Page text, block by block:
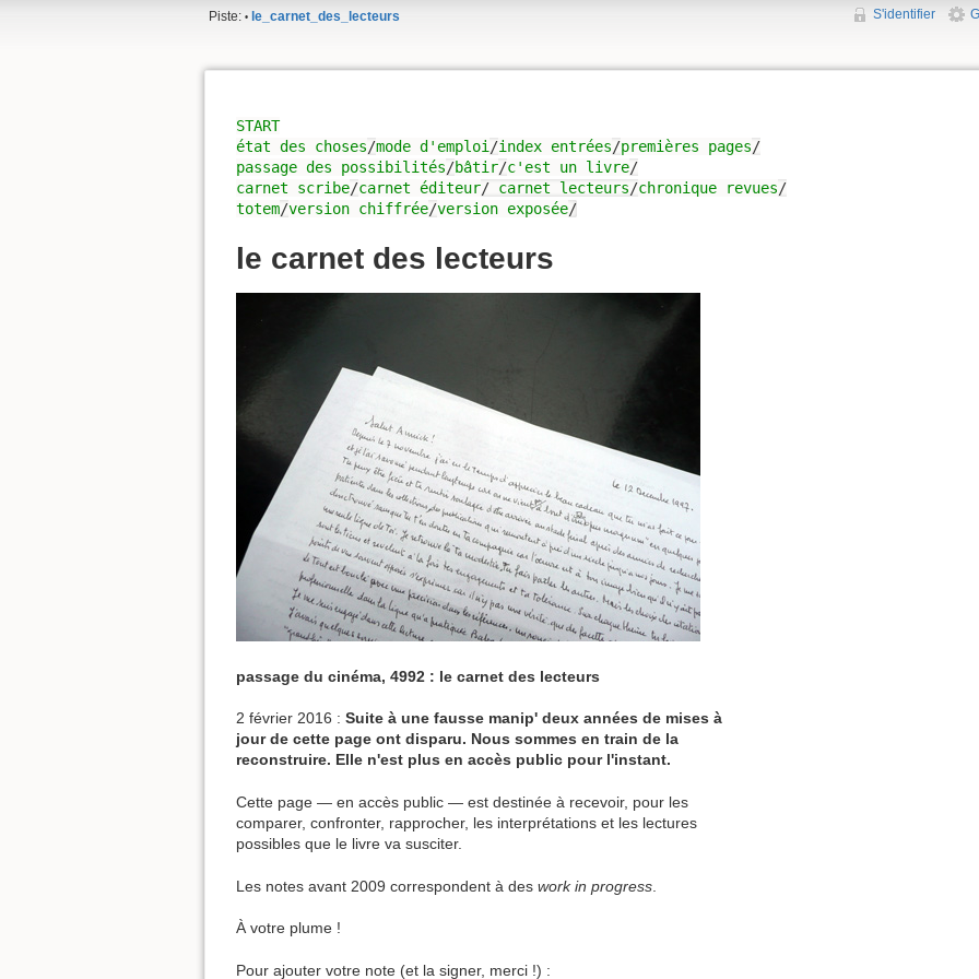
S'identifier
Piste: • le_carnet_des_lecteurs
START
état des choses/mode d'emploi /index entrées/premières pages/
passage des possibilités/bâtir/c'est un livre/
carnet scribe/carnet éditeur/ carnet lecteurs/chronique revues/
totem/version chiffrée/version exposée/
le carnet des lecteurs
passage du cinéma, 4992 : le carnet des lecteurs
2 février 2016 : Suite à une fausse manip' deux années de mises à
jour de cette page ont disparu. Nous sommes en train de la
reconstruire. Elle n'est plus en accès public pour l'instant.
Cette page — en accès public — est destinée à recevoir, pour les
comparer, confronter, rapprocher, les interprétations et les lectures
possibles que le livre va susciter.
Les notes avant 2009 correspondent à des work in progress
À votre plume !
Pour ajouter votre note (et la signer, merci !) :